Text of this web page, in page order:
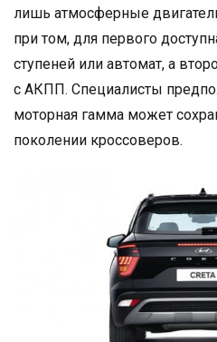
лишь атмосферные
при том, для первого
ступеней или автомат, а
с АКПП. Специалисты
моторная гамма может
поколении кроссоверов.